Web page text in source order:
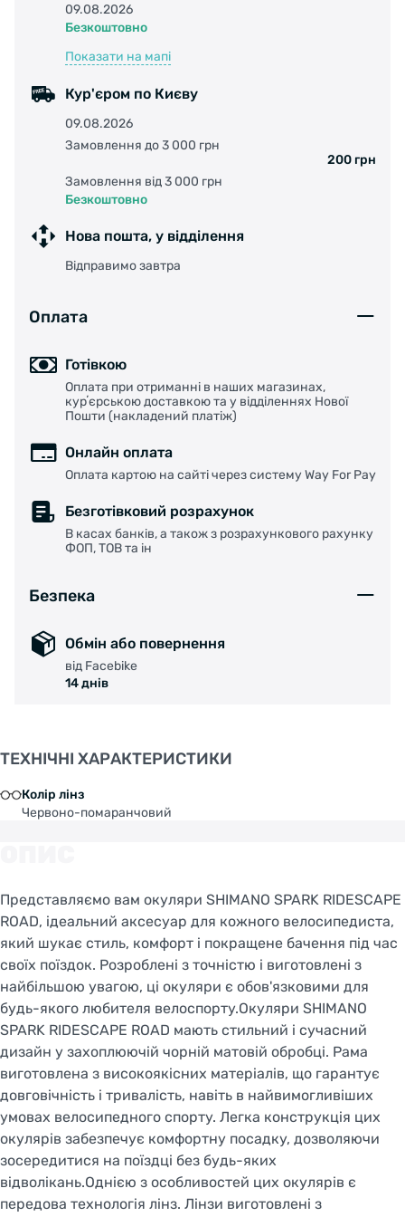
контрастності та чіткості у за будь яких
Повний захист від ультрафіолету (UV 400).
Гідрофобне покриття збільшує
лінзи чистішими.
Спеціальна обробка проти подряпин.
Надзвичайно легка та ударостійка поліамідна
лінза підвищує чіткість.
Комплектація:
Футляр для подорожей.
XL накладка для носа в комплекті.
09.08.2026
Безкоштовно
Показати на мапі
Кур'єром по Києву
09.08.2026
Замовлення до 3 000 грн
200 грн
Замовлення від 3 000 грн
Безкоштовно
Нова пошта, у відділення
Відправимо завтра
Оплата
Готівкою
Оплата при отриманні в наших магазинах,
курʼєрською доставкою та у відділеннях Нової
Пошти (накладений платіж)
Онлайн оплата
Оплата картою на сайті через систему Way For Pay
Безготівковий розрахунок
В касах банків, а також з розрахункового рахунку
ФОП, ТОВ та ін
Безпека
Обмін або повернення
від Facebike
14 днів
ТЕХНІЧНІ ХАРАКТЕРИСТИКИ
Колір лінз
Червоно-помаранчовий
Представляємо вам окуляри SHIMANO SPARK RIDESCAPE
ROAD, ідеальний аксесуар для кожного велосипедиста,
який шукає стиль, комфорт і покращене бачення під час
своїх поїздок. Розроблені з точністю і виготовлені з
найбільшою увагою, ці окуляри є обов'язковими для
будь-якого любителя велоспорту.Окуляри SHIMANO
SPARK RIDESCAPE ROAD мають стильний і сучасний
дизайн у захоплюючій чорній матовій обробці. Рама
виготовлена з високоякісних матеріалів, що гарантує
довговічність і тривалість, навіть в найвимогливіших
умовах велосипедного спорту. Легка конструкція цих
окулярів забезпечує комфортну посадку, дозволяючи
зосередитися на поїздці без будь-яких
відволікань.Однією з особливостей цих окулярів є
передова технологія лінз. Лінзи виготовлені з